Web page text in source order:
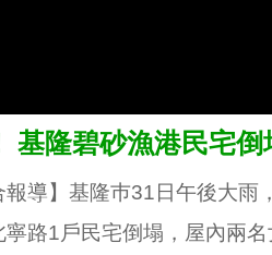
基隆碧砂漁港民宅倒
報導】基隆巿31日午後大雨
路1戶民宅倒塌，屋內兩